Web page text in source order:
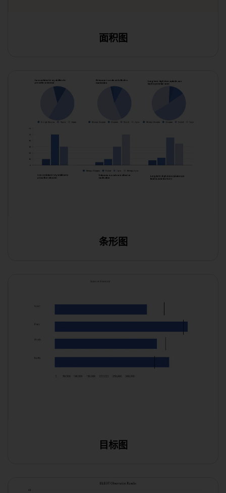
在线编辑
在线编辑
面积图
在线编辑
条形图
目标图